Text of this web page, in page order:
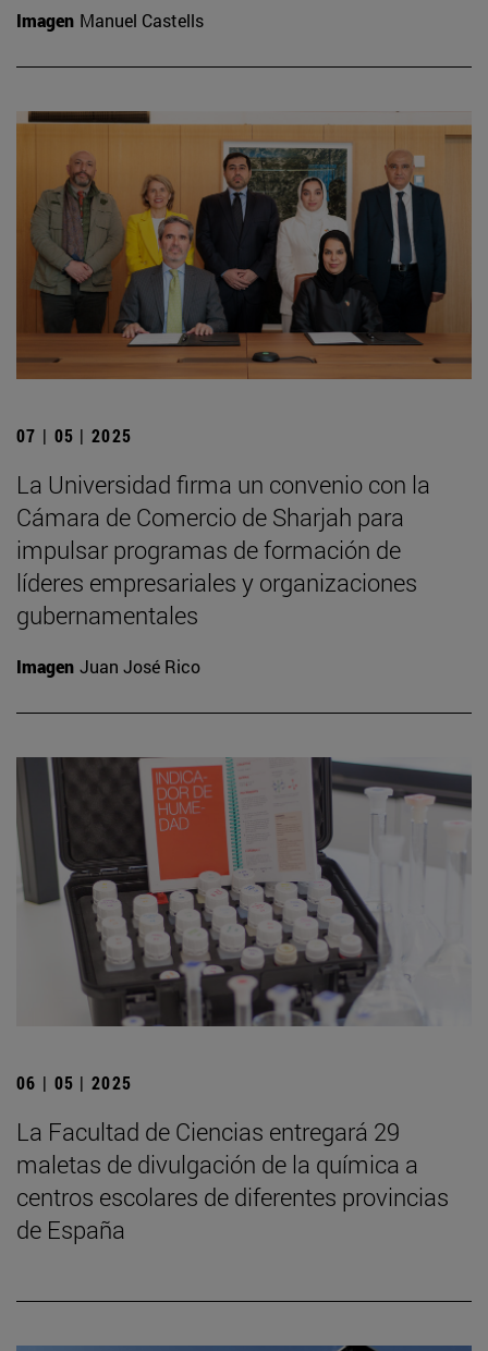
Imagen Manuel Castells
07 | 05 | 2025
La Universidad firma un convenio con la
Cámara de Comercio de Sharjah para
impulsar programas de formación de
líderes empresariales y organizaciones
gubernamentales
Imagen Juan José Rico
06 | 05 | 2025
La Facultad de Ciencias entregará 29
maletas de divulgación de la química a
centros escolares de diferentes provincias
de España